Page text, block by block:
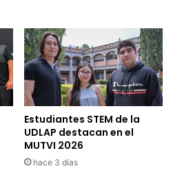
Estudiantes STEM de la
UDLAP destacan en el
MUTVI 2026
hace 3 días